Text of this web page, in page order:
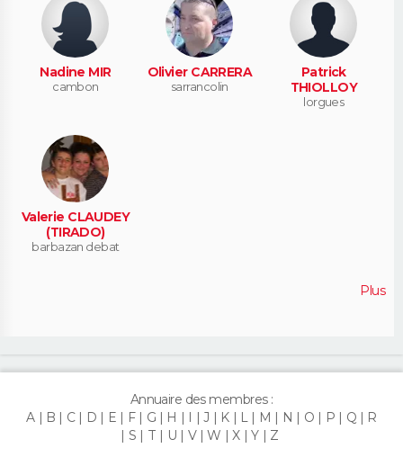
Nadine MIR
cambon
Olivier CARRERA
sarrancolin
Patrick
THIOLLOY
lorgues
Valerie CLAUDEY
(TIRADO)
barbazan debat
Plus
Annuaire des membres :
A
B C D E F G H I J K L M N O P Q
R
S
T U V W X Y Z